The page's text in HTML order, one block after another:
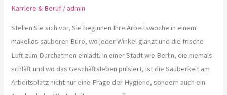
Karriere & Beruf /admin
Stellen Sie sich vor, Sie beginnen Ihre Arbeitswoche in einem
makellos sauberen Büro, wo jeder Winkel glänzt und die frische
Luft zum Durchatmen einlädt. In einer Stadt wie Berlin, die niemals
schläft und wo das Geschäftsleben pulsiert, ist die Sauberkeit am
Arbeitsplatz nicht nur eine Frage der Hygiene, sondern auch ein